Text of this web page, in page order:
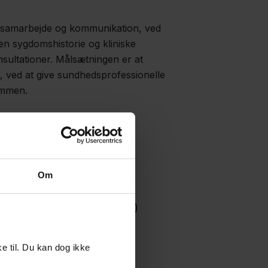
Om
til. Du kan dog ikke
og kommunikation, ved
sygdomshistorie og kliniske
Målsætningen er at
at give sundhedsprofessionelle
rygestatus, vægt og blodtryk)
(sundhed.dk).